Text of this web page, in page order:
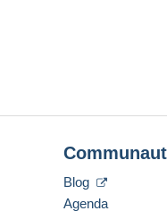
Blog
Agenda